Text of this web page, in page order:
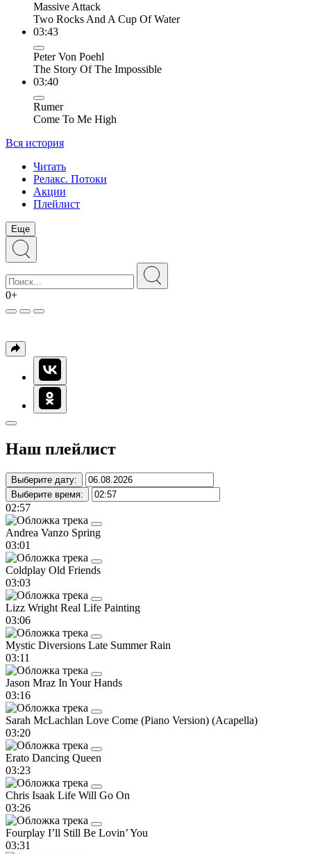
Massive Attack
Two Rocks And A Cup Of Water
03:43
Peter Von Poehl
The Story Of The Impossible
03:40
Rumer
Come To Me High
Вся история
Читать
Релакс. Потоки
Акции
Плейлист
Еще
0+
Наш плейлист
Выберите дату:
Выберите время:
02:57
Andrea Vanzo Spring
03:01
Coldplay Old Friends
03:03
Lizz Wright Real Life Painting
03:06
Mystic Diversions Late Summer Rain
03:11
Jason Mraz In Your Hands
03:16
Sarah McLachlan Love Come (Piano Version) (Acapella)
03:20
Erato Dancing Queen
03:23
Chris Isaak Life Will Go On
03:26
Fourplay I’ll Still Be Lovin’ You
03:31